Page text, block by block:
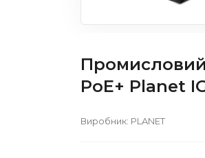
Промисловий
PoE+ Planet
Виробник: PLANET